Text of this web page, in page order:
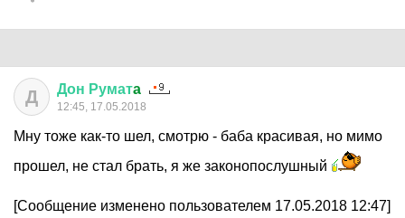
Д Дон Руматa
12:45, 17.05.2018
Мну тоже как-то шел, смотрю - баба красивая, но мимо
прошел, не стал брать, я же законопослушный
[Сообщение изменено пользователем 17.05.2018 12:47]